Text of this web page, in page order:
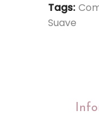
Tags:
Suave